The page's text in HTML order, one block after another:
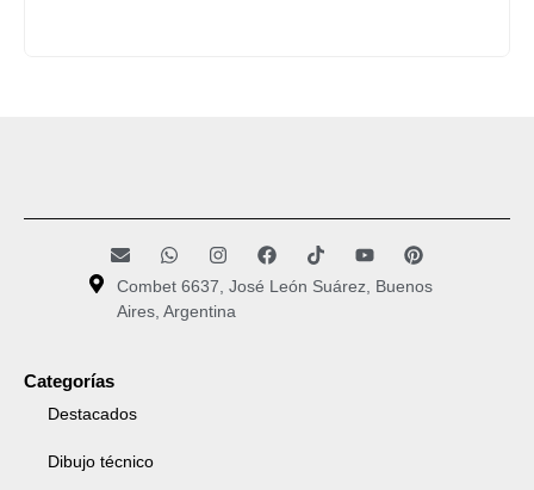
Combet 6637, José León Suárez, Buenos
Aires, Argentina
Categorías
Destacados
Dibujo técnico